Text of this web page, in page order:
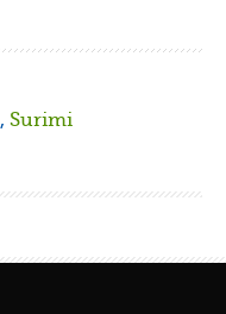
, Surimi